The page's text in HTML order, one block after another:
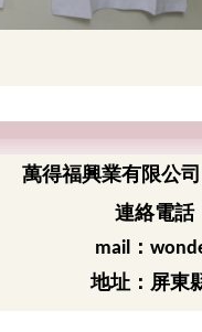
萬得福興業有限公司
連絡電
mail ：
地址：屏東